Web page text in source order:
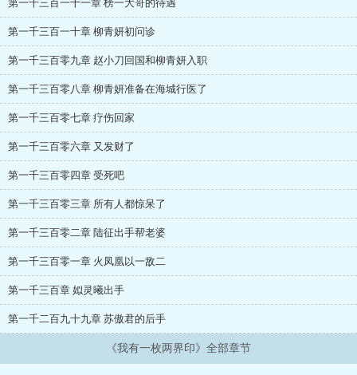
第一千三百一十一章 榜一大哥的待遇
第一千三百一十章 柳青妍初问诊
第一千三百零九章 赵小刀回国和柳青妍入职
第一千三百零八章 柳青妍准备在海城行医了
第一千三百零七章 疗伤回家
第一千三百零六章 又发财了
第一千三百零四章 受死吧
第一千三百零三章 所有人都惊呆了
第一千三百零二章 陆征出手帮老婆
第一千三百零一章 火凤凰以一敌二
第一千三百章 姒灵曦出手
第一千二百九十九章 苏傲君的后手
《我有一枚两界印》全部章节